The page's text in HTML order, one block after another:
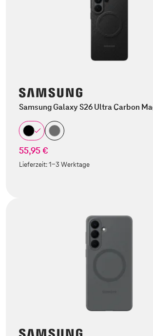
Samsung Galaxy S26 Ultra Carbon
55,95 €
Lieferzeit:1-3 Werktage